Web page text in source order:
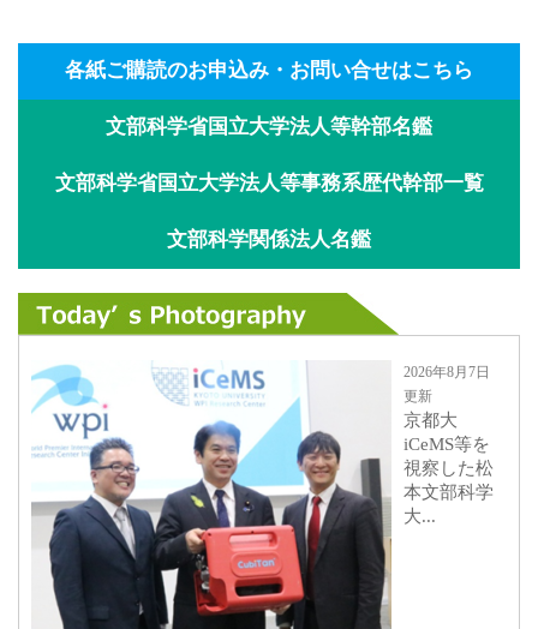
各紙ご購読のお申込み・お問い合せはこちら
文部科学省国立大学法人等幹部名鑑
文部科学省国立大学法人等事務系歴代幹部一覧
文部科学関係法人名鑑
2026年8月7日
更新
京都大
iCeMS等を
視察した松
本文部科学
大...